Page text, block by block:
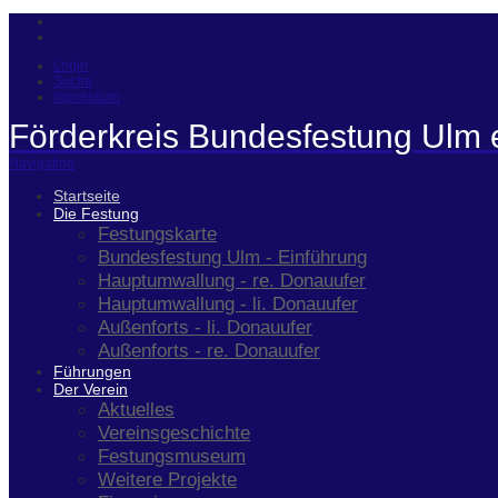
Login
Suche
Impressum
Förderkreis Bundesfestung Ulm
Navigation
Startseite
Die Festung
Festungskarte
Bundesfestung Ulm - Einführung
Hauptumwallung - re. Donauufer
Hauptumwallung - li. Donauufer
Außenforts - li. Donauufer
Außenforts - re. Donauufer
Führungen
Der Verein
Aktuelles
Vereinsgeschichte
Festungsmuseum
Weitere Projekte